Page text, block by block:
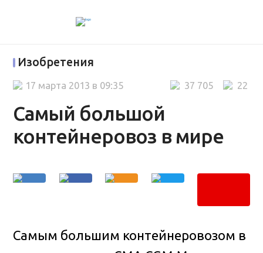
Изобретения
Самый большой
контейнеровоз в мире
22
37 705
17 марта 2013 в 09:35
Самым большим контейнеровозом в